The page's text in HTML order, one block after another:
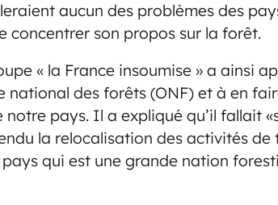
aucun des problèmes des
concentrer son propos sur la forêt.
« la France insoumise » a ainsi
national des forêts (ONF) et à en
notre pays. Il a expliqué qu’il fallait
la relocalisation des activités
qui est une grande nation